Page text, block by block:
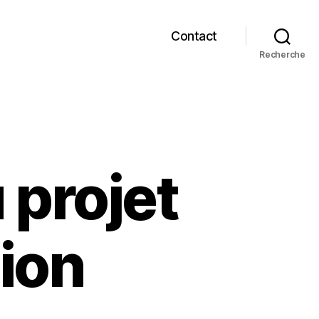
Contact
Recherche
projet